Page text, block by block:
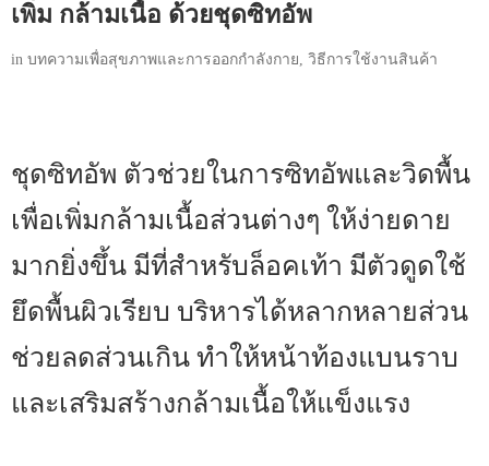
เพิ่ม กล้ามเนื้อ ด้วยชุดซิทอัพ
in บทความเพื่อสุขภาพและการออกกำลังกาย, วิธีการใช้งานสินค้า
ชุดซิทอัพ ตัวช่วยในการซิทอัพและวิดพื้น
เพื่อเพิ่มกล้ามเนื้อส่วนต่างๆ ให้ง่ายดาย
มากยิ่งขึ้น มีที่สำหรับล็อคเท้า มีตัวดูดใช้
ยึดพื้นผิวเรียบ บริหารได้หลากหลายส่วน
ช่วยลดส่วนเกิน ทำให้หน้าท้องแบนราบ
และเสริมสร้างกล้ามเนื้อให้แข็งแรง